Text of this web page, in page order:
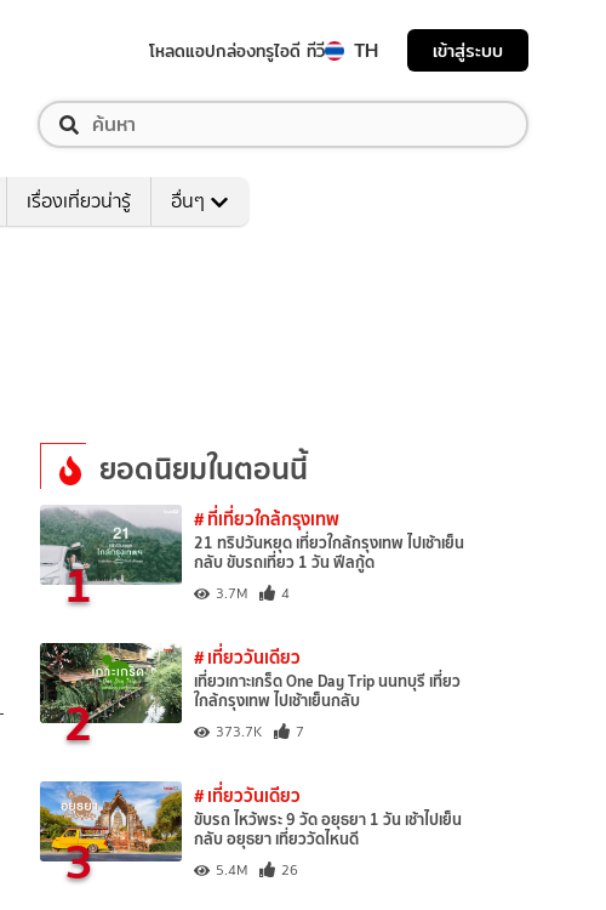
โหลดแอปกล่องทรูไอดี ทีวี TH เข้าสู่ระบบ
เรื่องเที่ยวน่ารู้ อื่นๆ
ยอดนิยมในตอนนี้
1
# ที่เที่ยวใกล้กรุงเทพ
21 ทริปวันหยุด เที่ยวใกล้กรุงเทพ ไปเช้าเย็น
กลับ ขับรถเที่ยว 1 วัน ฟีลกู้ด
3.7M 4
2
# เที่ยววันเดียว
เที่ยวเกาะเกร็ด One Day Trip นนทบุรี เที่ยว
ใกล้กรุงเทพ ไปเช้าเย็นกลับ
373.7K 7
3
# เที่ยววันเดียว
ขับรถ ไหว้พระ 9 วัด อยุธยา 1 วัน เช้าไปเย็น
กลับ อยุธยา เที่ยววัดไหนดี
5.4M 26